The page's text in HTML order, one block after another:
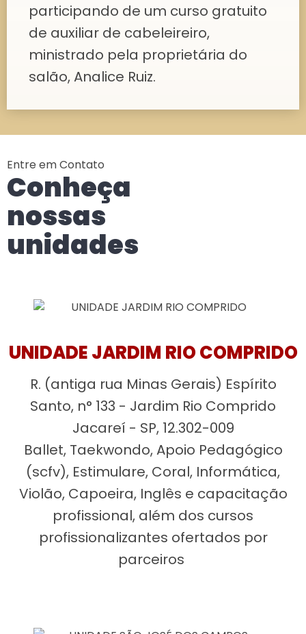
participando de um curso gratuito
de auxiliar de cabeleireiro,
ministrado pela proprietária do
salão, Analice Ruiz.
Entre em Contato
Conheça
nossas
unidades
UNIDADE JARDIM RIO COMPRIDO
R. (antiga rua Minas Gerais) Espírito
Santo, n° 133 - Jardim Rio Comprido
Jacareí - SP, 12.302-009
Ballet, Taekwondo, Apoio Pedagógico
(scfv), Estimulare, Coral, Informática,
Violão, Capoeira, Inglês e capacitação
profissional, além dos cursos
profissionalizantes ofertados por
parceiros